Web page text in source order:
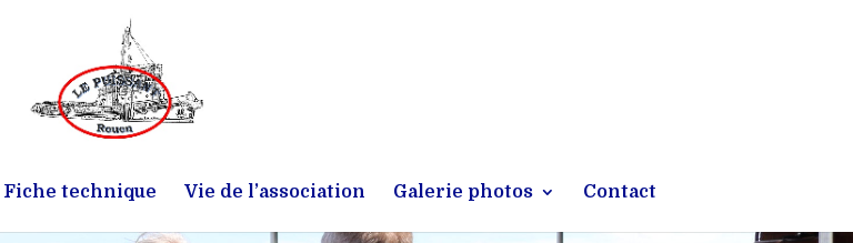
Fiche technique Vie de l’association Galerie photos Contact